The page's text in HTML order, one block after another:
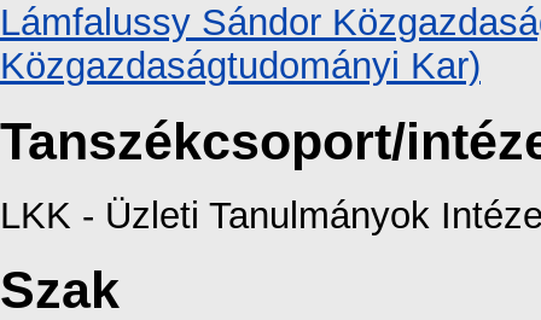
Lámfalussy Sándor
Közgazdaságtudományi Kar)
Tanszékcsoport/
LKK - Üzleti Tanulmányok
Szak